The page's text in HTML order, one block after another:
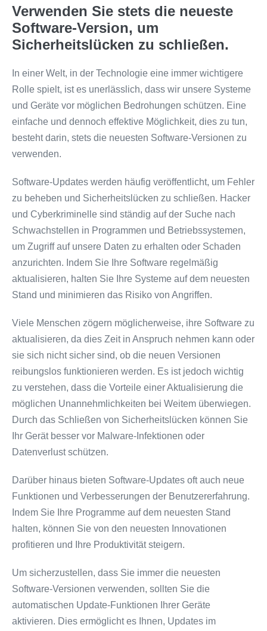
Verwenden Sie stets die neueste
Software-Version, um
Sicherheitslücken zu schließen.
In einer Welt, in der Technologie eine immer wichtigere
Rolle spielt, ist es unerlässlich, dass wir unsere Systeme
und Geräte vor möglichen Bedrohungen schützen. Eine
einfache und dennoch effektive Möglichkeit, dies zu tun,
besteht darin, stets die neuesten Software-Versionen zu
verwenden.
Software-Updates werden häufig veröffentlicht, um Fehler
zu beheben und Sicherheitslücken zu schließen. Hacker
und Cyberkriminelle sind ständig auf der Suche nach
Schwachstellen in Programmen und Betriebssystemen,
um Zugriff auf unsere Daten zu erhalten oder Schaden
anzurichten. Indem Sie Ihre Software regelmäßig
aktualisieren, halten Sie Ihre Systeme auf dem neuesten
Stand und minimieren das Risiko von Angriffen.
Viele Menschen zögern möglicherweise, ihre Software zu
aktualisieren, da dies Zeit in Anspruch nehmen kann oder
sie sich nicht sicher sind, ob die neuen Versionen
reibungslos funktionieren werden. Es ist jedoch wichtig
zu verstehen, dass die Vorteile einer Aktualisierung die
möglichen Unannehmlichkeiten bei Weitem überwiegen.
Durch das Schließen von Sicherheitslücken können Sie
Ihr Gerät besser vor Malware-Infektionen oder
Datenverlust schützen.
Darüber hinaus bieten Software-Updates oft auch neue
Funktionen und Verbesserungen der Benutzererfahrung.
Indem Sie Ihre Programme auf dem neuesten Stand
halten, können Sie von den neuesten Innovationen
profitieren und Ihre Produktivität steigern.
Um sicherzustellen, dass Sie immer die neuesten
Software-Versionen verwenden, sollten Sie die
automatischen Update-Funktionen Ihrer Geräte
aktivieren. Dies ermöglicht es Ihnen, Updates im